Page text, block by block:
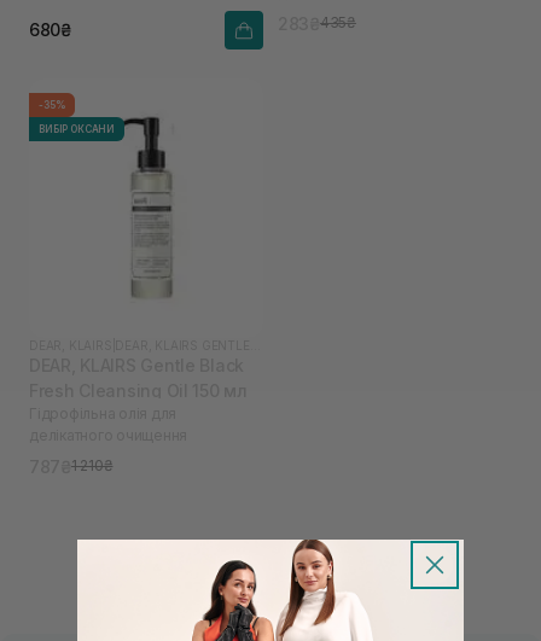
680₴ 435₴
-35%
ВИБІР ОКСАНИ
1 210₴